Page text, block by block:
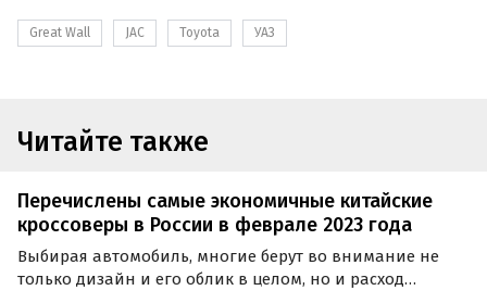
Great Wall JAC Toyota УАЗ
Читайте также
Перечислены самые экономичные китайские
кроссоверы в России в феврале 2023 года
Выбирая автомобиль, многие берут во внимание не
только дизайн и его облик в целом, но и расход